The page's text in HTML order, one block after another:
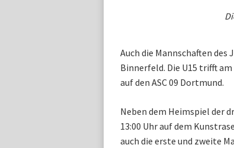
Auch die Mannschaften
Binnerfeld. Die U15 trifft
auf den ASC 09 Dortmund.
Neben dem Heimspiel der
13:00 Uhr auf dem
auch die erste und zweite